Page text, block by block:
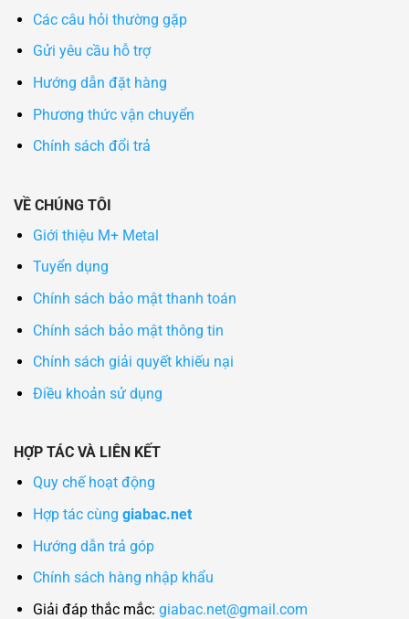
Các câu hỏi thường gặp
Gửi yêu cầu hỗ trợ
Hướng dẫn đặt hàng
Phương thức vận chuyển
Chính sách đổi trả
VỀ CHÚNG TÔI
Giới thiệu M+ Metal
Tuyển dụng
Chính sách bảo mật thanh toán
Chính sách bảo mật thông tin
Chính sách giải quyết khiếu nại
Điều khoản sử dụng
HỢP TÁC VÀ LIÊN KẾT
Quy chế hoạt động
Hợp tác cùng giabac.net
Hướng dẫn trả góp
Chính sách hàng nhập khẩu
Giải đáp thắc mắc: giabac.net@gmail.com